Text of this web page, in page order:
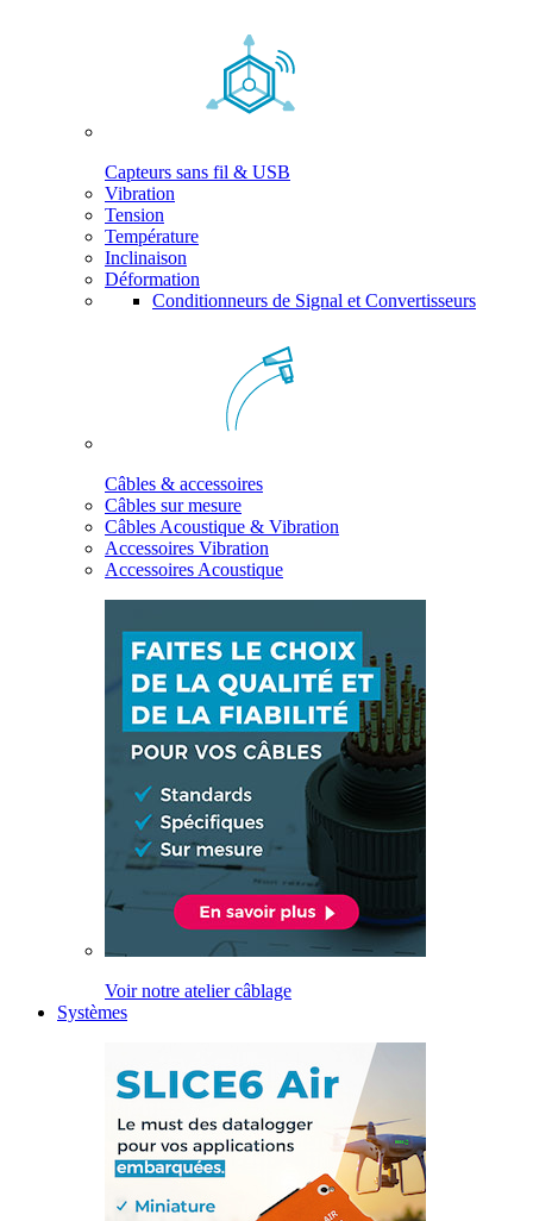
Capteurs sans fil & USB
Vibration
Tension
Température
Inclinaison
Déformation
Conditionneurs de Signal et Convertisseurs
Câbles & accessoires
Câbles sur mesure
Câbles Acoustique & Vibration
Accessoires Vibration
Accessoires Acoustique
Voir notre atelier câblage
Systèmes